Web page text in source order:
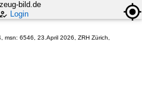
bild.de
Login
msn: 6546, 23.April 2026, ZRH Zürich,